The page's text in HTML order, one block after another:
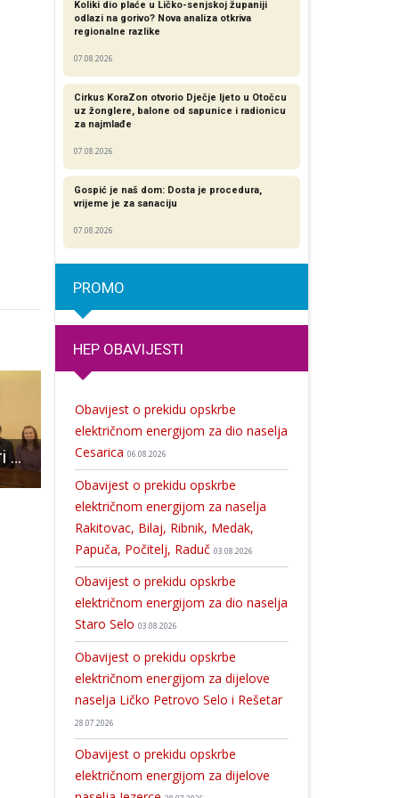
Potpisani ugovori o radu sa koordinatoricama projekta „Zaželi“
Koliki dio plaće u Ličko-senjskoj županiji
odlazi na gorivo? Nova analiza otkriva
regionalne razlike​
07.08.2026
Cirkus KoraZon otvorio Dječje ljeto u Otočcu
uz žonglere, balone od sapunice i radionicu
za najmlađe
07.08.2026
Gospić je naš dom: Dosta je procedura,
vrijeme je za sanaciju
07.08.2026
PROMO
HEP OBAVIJESTI
Obavijest o prekidu opskrbe
električnom energijom za dio naselja
Cesarica 06.08.2026
Obavijest o prekidu opskrbe
električnom energijom za naselja
Rakitovac, Bilaj, Ribnik, Medak,
Papuča, Počitelj, Raduč 03.08.2026
Obavijest o prekidu opskrbe
električnom energijom za dio naselja
Staro Selo 03.08.2026
Obavijest o prekidu opskrbe
električnom energijom za dijelove
naselja Ličko Petrovo Selo i Rešetar
28.07.2026
Obavijest o prekidu opskrbe
električnom energijom za dijelove